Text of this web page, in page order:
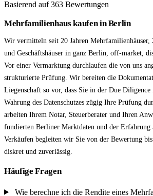
Basierend auf 363 Bewertungen
Mehrfamilienhaus kaufen in Berlin
Wir vermitteln seit 20 Jahren Mehrfamilienhäuser,
und Geschäftshäuser in ganz Berlin, off-market,
Vor einer Vermarktung durchlaufen die von uns
strukturierte Prüfung. Wir bereiten die
Liegenschaft so vor, dass Sie in der Due Diligence
Wahrung des Datenschutzes zügig Ihre Prüfung
arbeiten Ihrem Notar, Steuerberater und Ihren
fundierten Berliner Marktdaten und der Erfahrung
Verkäufen begleiten wir Sie von der Bewertung
diskret und zuverlässig.
Häufige Fragen
Wie berechne ich die Rendite eines